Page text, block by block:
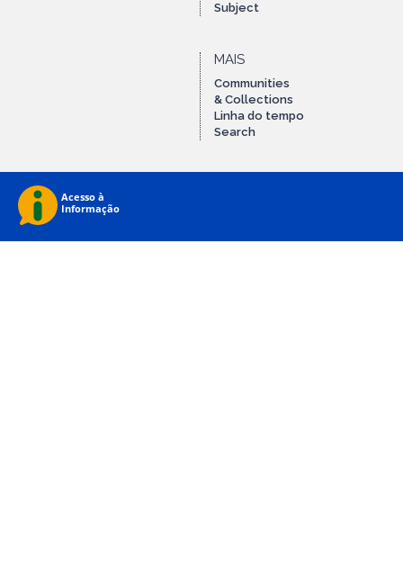
Subject
MAIS
Communities
& Collections
Linha do tempo
Search